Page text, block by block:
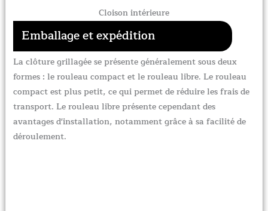
Cloison intérieure
Emballage et expédition
La clôture grillagée se présente généralement sous deux
formes : le rouleau compact et le rouleau libre. Le rouleau
compact est plus petit, ce qui permet de réduire les frais de
transport. Le rouleau libre présente cependant des
avantages d'installation, notamment grâce à sa facilité de
déroulement.